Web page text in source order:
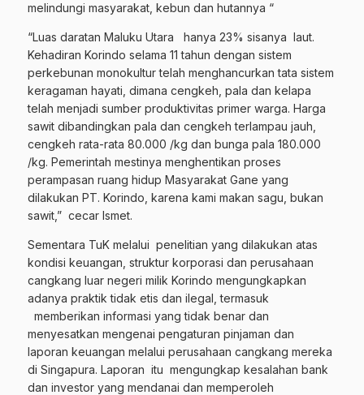
melindungi masyarakat, kebun dan hutannya “
“Luas daratan Maluku Utara hanya 23% sisanya laut.
Kehadiran Korindo selama 11 tahun dengan sistem
perkebunan monokultur telah menghancurkan tata sistem
keragaman hayati, dimana cengkeh, pala dan kelapa
telah menjadi sumber produktivitas primer warga. Harga
sawit dibandingkan pala dan cengkeh terlampau jauh,
cengkeh rata-rata 80.000 /kg dan bunga pala 180.000
/kg. Pemerintah mestinya menghentikan proses
perampasan ruang hidup Masyarakat Gane yang
dilakukan PT. Korindo, karena kami makan sagu, bukan
sawit,” cecar Ismet.
Sementara TuK melalui penelitian yang dilakukan atas
kondisi keuangan, struktur korporasi dan perusahaan
cangkang luar negeri milik Korindo mengungkapkan
adanya praktik tidak etis dan ilegal, termasuk
memberikan informasi yang tidak benar dan
menyesatkan mengenai pengaturan pinjaman dan
laporan keuangan melalui perusahaan cangkang mereka
di Singapura. Laporan itu mengungkap kesalahan bank
dan investor yang mendanai dan memperoleh